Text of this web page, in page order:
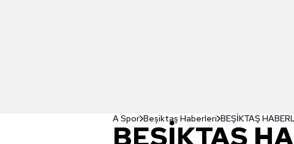
A Spor Beşiktaş Haberleri BEŞİKTAŞ
BEŞİKTAŞ